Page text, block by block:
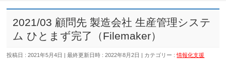
2021/03 顧問先 製造会社 生産管理システ
ム ひとまず完了（Filemaker）
投稿日 : 2021年5月4日 最終更新日時 : 2022年8月2日 カテゴリー :情報化支援